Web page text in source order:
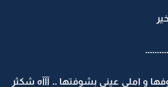
و املي عيني بشوفتها .. آآآه شكثر